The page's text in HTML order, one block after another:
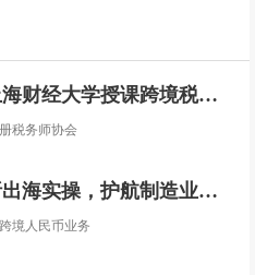
合规与高净值人群财务税务服务专题研修班
税务师协会
护航制造业企业汇率风险管理
境人民币业务